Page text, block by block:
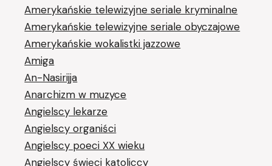
Amerykańskie telewizyjne seriale kryminalne
Amerykańskie telewizyjne seriale obyczajowe
Amerykańskie wokalistki jazzowe
Amiga
An-Nasirijja
Anarchizm w muzyce
Angielscy lekarze
Angielscy organiści
Angielscy poeci XX wieku
Angielscy święci katoliccy